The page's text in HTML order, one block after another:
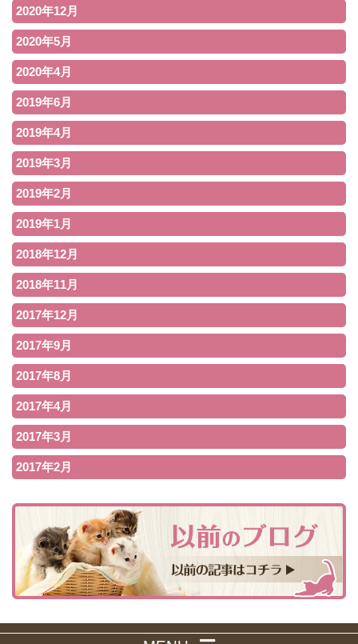
2020年12月
2020年5月
2020年4月
2019年6月
2019年4月
2019年3月
2019年2月
2019年1月
2018年12月
2018年11月
2017年12月
2017年9月
2017年8月
2017年4月
2017年3月
2017年2月